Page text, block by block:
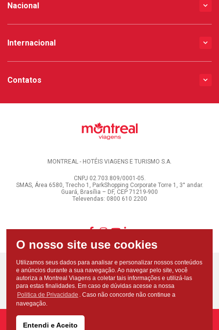
Nacional
Internacional
Contatos
MONTREAL - HOTÉIS VIAGENS E TURISMO S.A.
CNPJ 02.703.809/0001-05.
SMAS, Área 6580, Trecho 1, ParkShopping Corporate Torre 1, 3° andar.
Guará, Brasília – DF, CEP 71219-900
Televendas: 0800 610 2200
Copyright - Todos os direitos reservados - Montreal Viagens - 2026
Utilizamos seus dados para analisar e personalizar nossos conteúdos
e anúncios durante a sua navegação. Ao navegar pelo site, você
autoriza a Montreal Viagens a coletar tais informações e utilizá-las
para estas finalidades. Em caso de dúvidas acesse a nossa
Politica de Privacidade . Caso não concorde não continue a
navegação.
Entendi e Aceito